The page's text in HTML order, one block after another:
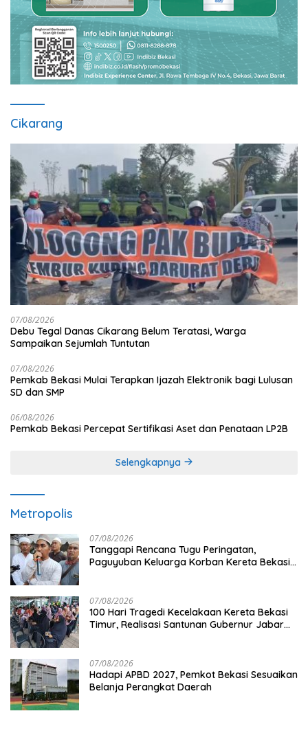
Cikarang
07/08/2026
Debu Tegal Danas Cikarang Belum Teratasi, Warga
Sampaikan Sejumlah Tuntutan
07/08/2026
Pemkab Bekasi Mulai Terapkan Ijazah Elektronik bagi Lulusan
SD dan SMP
06/08/2026
Pemkab Bekasi Percepat Sertifikasi Aset dan Penataan LP2B
Selengkapnya
Metropolis
07/08/2026
Tanggapi Rencana Tugu Peringatan,
Paguyuban Keluarga Korban Kereta Bekasi
07/08/2026
100 Hari Tragedi Kecelakaan Kereta Bekasi
Timur, Realisasi Santunan Gubernur Jabar
07/08/2026
Hadapi APBD 2027, Pemkot Bekasi Sesuaikan
Belanja Perangkat Daerah